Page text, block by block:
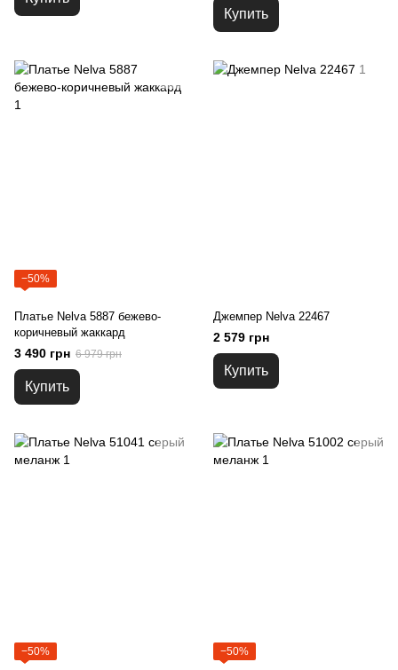
Купить
−50%
Платье Nelva 5887 бежево-
коричневый жаккард
3 490 грн 6 979 грн
Купить
Джемпер Nelva 22467
2 579 грн
Купить
−50% −50%